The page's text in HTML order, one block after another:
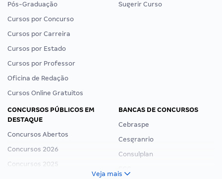
Pós-Graduação
Cursos por Concurso
Cursos por Carreira
Cursos por Estado
Cursos por Professor
Oficina de Redação
Cursos Online Gratuitos
Sugerir Curso
CONCURSOS PÚBLICOS EM
DESTAQUE
Concursos Abertos
Concursos 2026
Concursos 2025
BANCAS DE CONCURSOS
Cebraspe
Cesgranrio
Consulplan
Veja mais